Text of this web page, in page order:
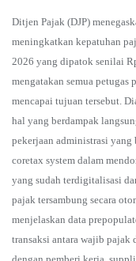
Ditjen Pajak (DJP)
meningkatkan kepatuhan
2026 yang dipatok senilai
mengatakan semua petugas
mencapai tujuan tersebut.
hal yang berdampak
pekerjaan administrasi yang
coretax system dalam
yang sudah terdigitalisasi
pajak tersambung secara
menjelaskan data
transaksi antara wajib pajak